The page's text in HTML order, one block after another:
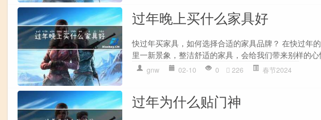
过年晚上买什么家具好
快过年买家具，如何选择合适的家具品牌？ 在快过年
里一新景象，整洁舒适的家具，会给我们带来别样的
gnw 02-10 0 226 春节2024
过年为什么贴门神